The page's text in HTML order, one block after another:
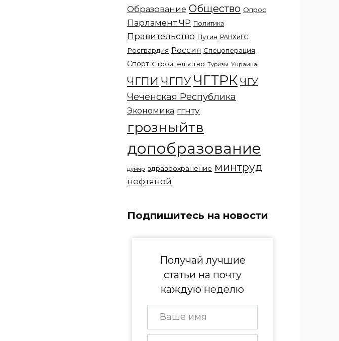
Образование Общество Опрос
Парламент ЧР Политика
Правительство Путин РАНХиГС
Росгвардия Россия Спецоперация
Спорт Строительство Туризм Украина
ЧГПИ ЧГПУ ЧГТРК ЧГУ
Чеченская Республика
Экономика ггнту
грозныйтв
допобразование
думчр здравоохранение минтруд
нефтяной
Подпишитесь на новости
Получай лучшие
статьи на почту
каждую неделю